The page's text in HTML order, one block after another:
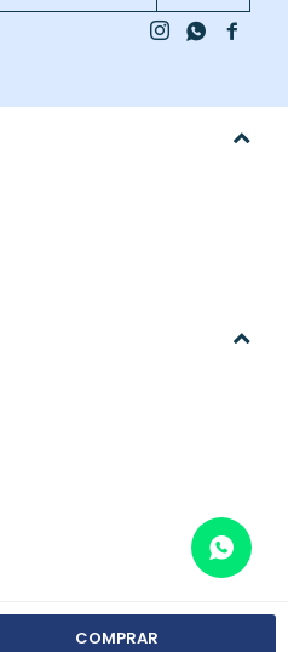
COMPRAR

 